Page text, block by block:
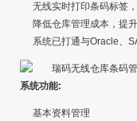
无线实时打印条码标签
降低仓库管理成本，提
系统已打通与Oracle、
系统功能:
基本资料管理